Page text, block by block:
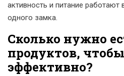
активность и питание
одного замка.
Сколько нужно
продуктов,
эффективно?